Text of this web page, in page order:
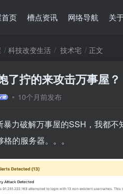
页 槽点资讯 网络导航 关
科技改变生活 技术宅 正文
了拧的来攻击万事屋？
10个月前发布
暴力破解万事屋的SSH，我都
的服务器。。。